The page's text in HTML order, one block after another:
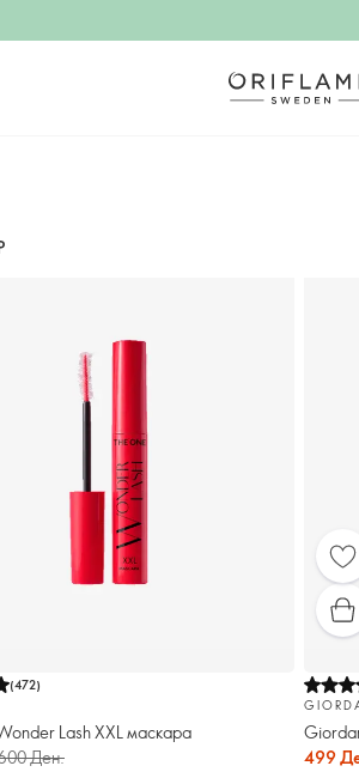
(472)
Lash XXL маскара
Ден.
499